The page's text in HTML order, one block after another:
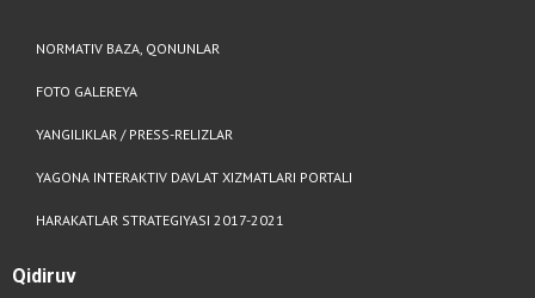
NORMATIV BAZA, QONUNLAR
FOTO GALEREYA
YANGILIKLAR / PRESS-RELIZLAR
YAGONA INTERAKTIV DAVLAT XIZMATLARI PORTALI
HARAKATLAR STRATEGIYASI 2017-2021
Qidiruv